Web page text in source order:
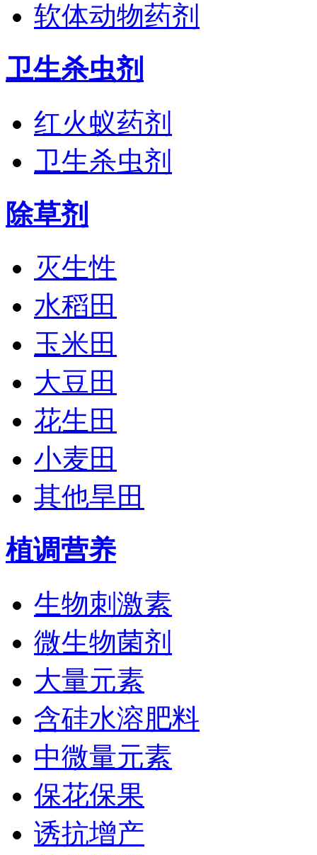
软体动物药剂
卫生杀虫剂
红火蚁药剂
卫生杀虫剂
除草剂
灭生性
水稻田
玉米田
大豆田
花生田
小麦田
其他旱田
植调营养
生物刺激素
微生物菌剂
大量元素
含硅水溶肥料
中微量元素
保花保果
诱抗增产